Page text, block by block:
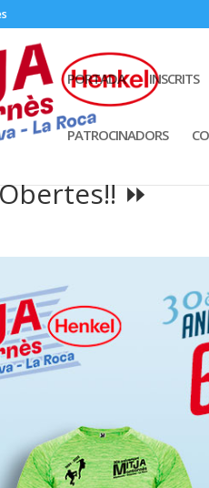
PORTADA INSCRITS
PATROCINADORS
⏩